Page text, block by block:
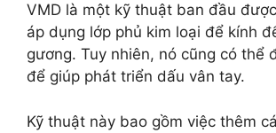
VMD là một kỹ thuật ban đầu
áp dụng lớp phủ kim loại để kính
gương. Tuy nhiên, nó cũng có thể
để giúp phát triển dấu vân tay.
Kỹ thuật này bao gồm việc thêm